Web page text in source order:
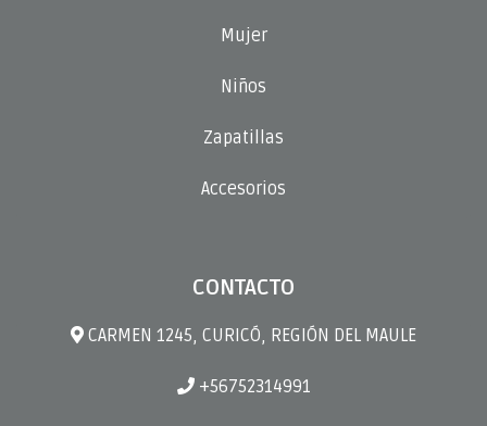
Mujer
Niños
Zapatillas
Accesorios
CONTACTO
CARMEN 1245, CURICÓ, REGIÓN DEL MAULE
+56752314991